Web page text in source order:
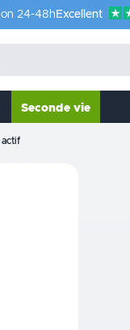
24-48h Excellent
Seconde vie
actif